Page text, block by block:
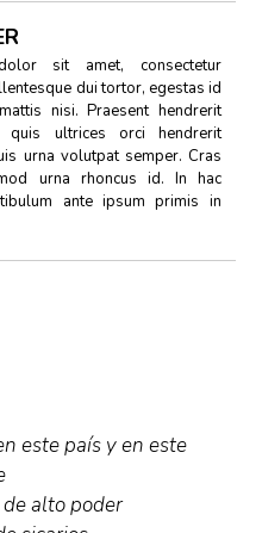
sit amet, consectetur
dui tortor, egestas id
nisi. Praesent hendrerit
quis ultrices orci hendrerit
urna volutpat semper. Cras
urna rhoncus id. In hac
ante ipsum primis in
este país y en este
alto poder